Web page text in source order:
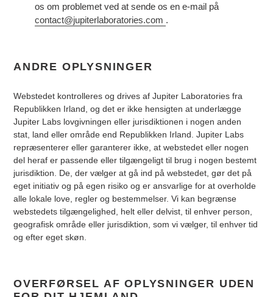
os om problemet ved at sende os en e-mail på
contact@jupiterlaboratories.com .
ANDRE OPLYSNINGER
Webstedet kontrolleres og drives af Jupiter Laboratories fra
Republikken Irland, og det er ikke hensigten at underlægge
Jupiter Labs lovgivningen eller jurisdiktionen i nogen anden
stat, land eller område end Republikken Irland. Jupiter Labs
repræsenterer eller garanterer ikke, at webstedet eller nogen
del heraf er passende eller tilgængeligt til brug i nogen bestemt
jurisdiktion. De, der vælger at gå ind på webstedet, gør det på
eget initiativ og på egen risiko og er ansvarlige for at overholde
alle lokale love, regler og bestemmelser. Vi kan begrænse
webstedets tilgængelighed, helt eller delvist, til enhver person,
geografisk område eller jurisdiktion, som vi vælger, til enhver tid
og efter eget skøn.
OVERFØRSEL AF OPLYSNINGER UDEN